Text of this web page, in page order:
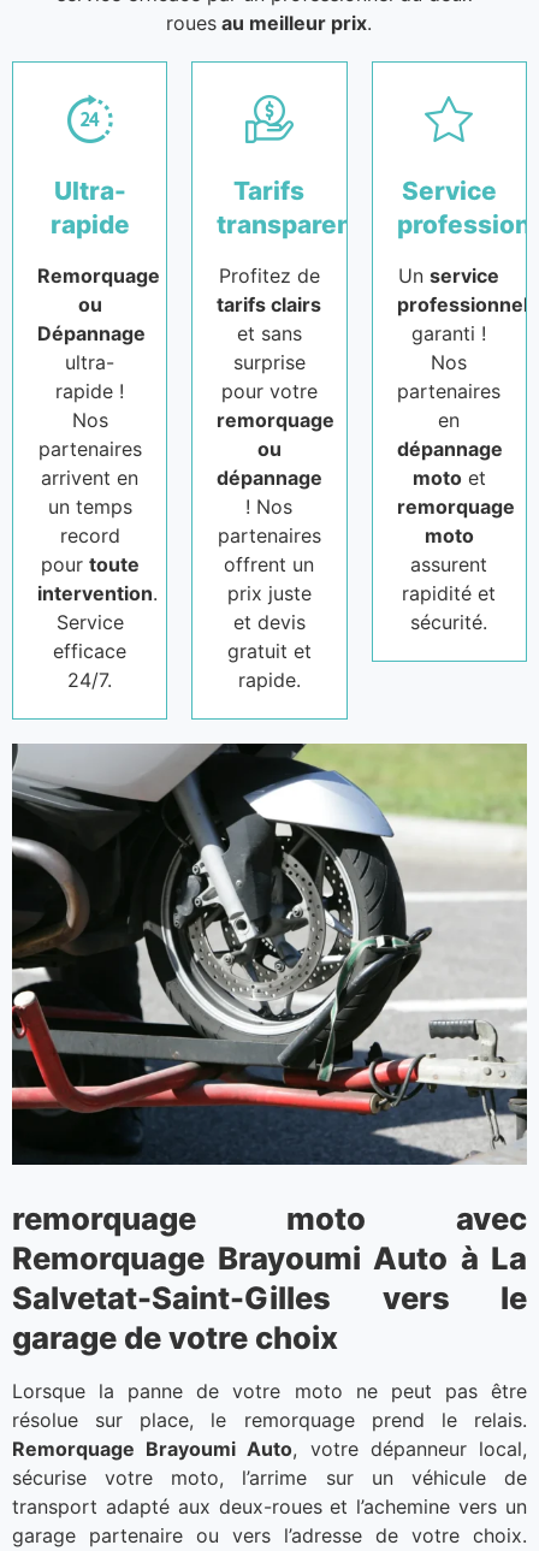
roues au meilleur prix.
Ultra-
rapide
Remorquage
ou
Dépannage
ultra-
rapide !
Nos
partenaires
arrivent en
un temps
record
pour toute
intervention.
Service
efficace
24/7.
Tarifs
transparents
Profitez de
tarifs clairs
et sans
surprise
pour votre
remorquage
ou
dépannage
! Nos
partenaires
offrent un
prix juste
et devis
gratuit et
rapide.
Service
Unservice
professionnel
garanti !
Nos
partenaires
en
dépannage
motoet
remorquage
moto
assurent
rapidité et
sécurité.
remorquage moto avec
Remorquage Brayoumi Auto à La
Salvetat-Saint-Gilles vers le
garage de votre choix
Lorsque la panne de votre moto ne peut pas être
résolue sur place, le remorquage prend le relais.
Remorquage Brayoumi Auto, votre dépanneur local,
sécurise votre moto, l’arrime sur un véhicule de
transport adapté aux deux-roues et l’achemine vers un
garage partenaire ou vers l’adresse de votre choix.